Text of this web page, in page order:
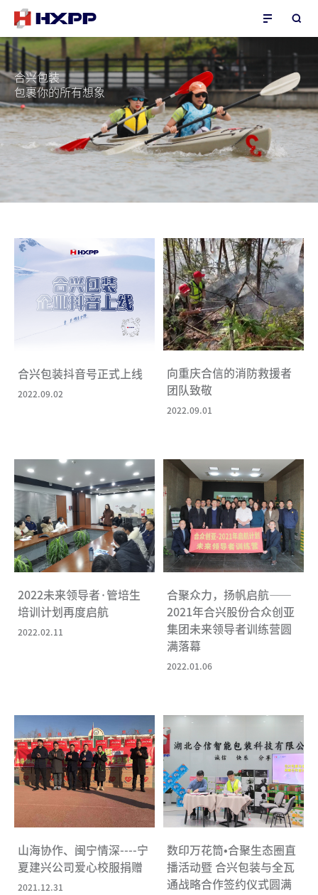
合兴包装
包裹你的所有想象
合兴包装抖音号正式上线
2022.09.02
向重庆合信的消防救援者
团队致敬
2022.09.01
2022未来领导者·管培生
培训计划再度启航
2022.02.11
合聚众力，扬帆启航——
2021年合兴股份合众创亚
集团未来领导者训练营圆
满落幕
2022.01.06
山海协作、闽宁情深----宁
夏建兴公司爱心校服捐赠
2021.12.31
数印万花筒•合聚生态圈直
播活动暨 合兴包装与全瓦
通战略合作签约仪式圆满